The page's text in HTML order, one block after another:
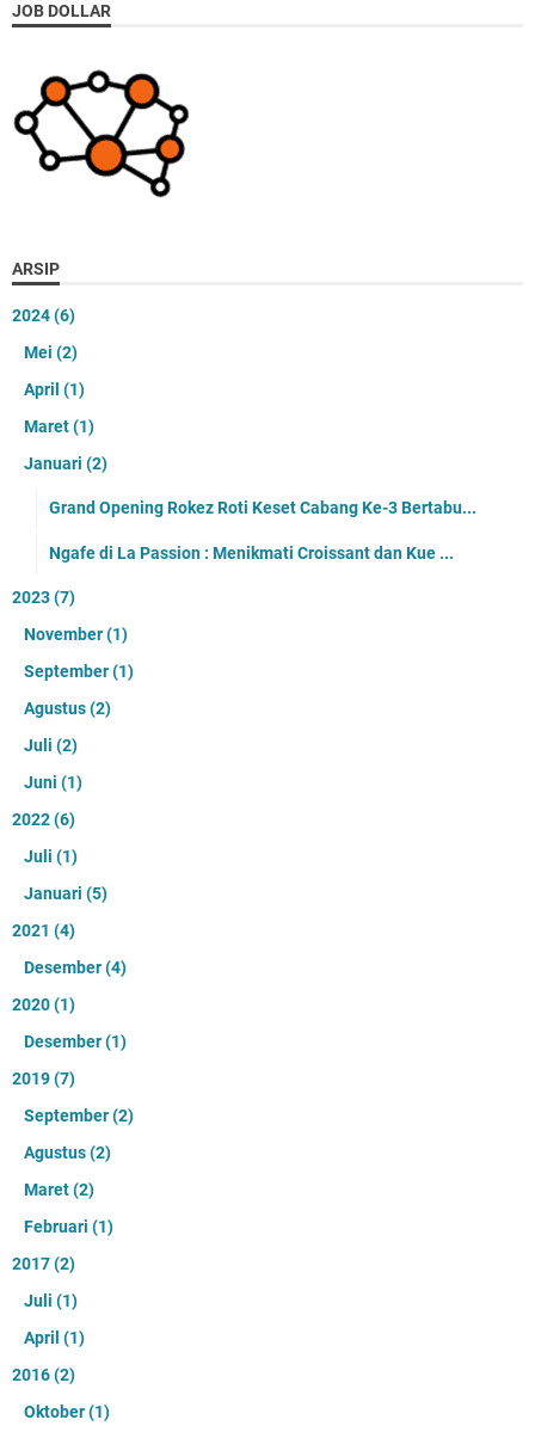
JOB DOLLAR
ARSIP
2024(6)
Mei (2)
April (1)
Maret(1)
Januari (2)
Grand Opening Rokez Roti Keset Cabang Ke-3 Bertabu...
Ngafe di La Passion : Menikmati Croissant dan Kue ...
2023(7)
November(1)
September(1)
Agustus(2)
Juli (2)
Juni (1)
2022(6)
Juli (1)
Januari (5)
2021 (4)
Desember(4)
2020(1)
Desember(1)
2019(7)
September(2)
Agustus(2)
Maret(2)
Februari (1)
2017(2)
Juli (1)
April (1)
2016(2)
Oktober(1)